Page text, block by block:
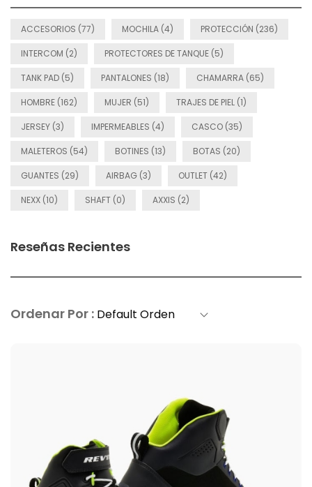
ACCESORIOS (77) MOCHILA (4) PROTECCIÓN (236)
INTERCOM (2) PROTECTORES DE TANQUE (5)
TANK PAD (5) PANTALONES (18) CHAMARRA (65)
HOMBRE (162) MUJER (51) TRAJES DE PIEL (1)
JERSEY (3) IMPERMEABLES (4) CASCO (35)
MALETEROS (54) BOTINES (13) BOTAS (20)
GUANTES (29) AIRBAG (3) OUTLET (42)
NEXX (10) SHAFT (0) AXXIS (2)
Reseñas Recientes
Ordenar Por :